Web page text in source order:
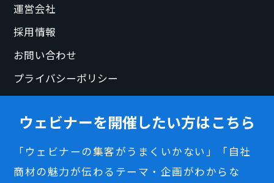
運営会社
採用情報
お問い合わせ
プライバシーポリシー
ウェビナーを開催したい方はこちら
「ウェビナーの集客がうまくいかない」「自社
商材の魅力が伝わるテーマ・企画がわからな